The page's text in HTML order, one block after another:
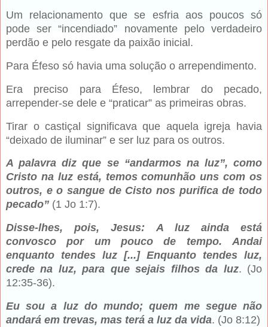
Um relacionamento que se esfria aos poucos só
pode ser “incendiado” novamente pelo verdadeiro
perdão e pelo resgate da paixão inicial.
Para Éfeso só havia uma solução o arrependimento.
Era preciso para Éfeso, lembrar do pecado,
arrepender-se dele e “praticar” as primeiras obras.
Tirar o castiçal significava que aquela igreja havia
“deixado de iluminar” e ser luz para os outros.
A palavra diz que se “andarmos na luz”, como
Cristo na luz está, temos comunhão uns com os
outros, e o sangue de Cisto nos purifica de todo
pecado” (1 Jo 1:7).
Disse-lhes, pois, Jesus: A luz ainda está
convosco por um pouco de tempo. Andai
enquanto tendes luz [...] Enquanto tendes luz,
crede na luz, para que sejais filhos da luz. (Jo
12:35-36).
Eu sou a luz do mundo; quem me segue não
andará em trevas, mas terá a luz da vida. (Jo 8:12)